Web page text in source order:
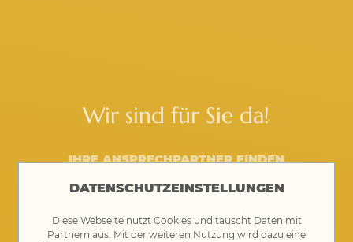
Wir sind für Sie da!
IHRE ANSPRECHPARTNER FINDEN
Rathaus Gablingen
Rathausplatz 1 · 86456 Gablingen
DATENSCHUTZEINSTELLUNGEN
Diese Webseite nutzt Cookies und tauscht Daten mit
Partnern aus. Mit der weiteren Nutzung wird dazu eine